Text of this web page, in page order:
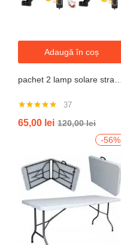
Adaugă în coș
4.76din 5
37
65,00 lei 120,00lei
-56%